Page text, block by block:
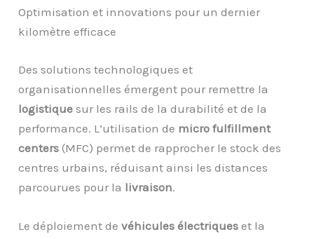
Optimisation et innovations pour un dernier
kilomètre efficace
Des solutions technologiques et
organisationnelles émergent pour remettre la
logistique sur les rails de la durabilité et de la
performance. L’utilisation de micro fulfillment
centers (MFC) permet de rapprocher le stock des
centres urbains, réduisant ainsi les distances
parcourues pour la livraison.
Le déploiement devéhicules électriques et la